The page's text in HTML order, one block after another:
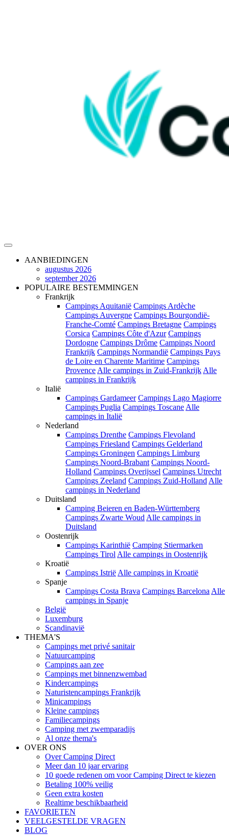
AANBIEDINGEN
augustus 2026
september 2026
POPULAIRE BESTEMMINGEN
Frankrijk
Campings Aquitanië Campings Ardèche
Campings Auvergne Campings Bourgondië-
Franche-Comté Campings Bretagne Campings
Corsica Campings Côte d'Azur Campings
Dordogne Campings Drôme Campings Noord
Frankrijk Campings Normandië Campings Pays
de Loire en Charente Maritime Campings
Provence Alle campings in Zuid-Frankrijk Alle
campings in Frankrijk
Italië
Campings Gardameer Campings Lago Magiorre
Campings Puglia Campings Toscane Alle
campings in Italië
Nederland
Campings Drenthe Campings Flevoland
Campings Friesland Campings Gelderland
Campings Groningen Campings Limburg
Campings Noord-Brabant Campings Noord-
Holland Campings Overijssel Campings Utrecht
Campings Zeeland Campings Zuid-Holland Alle
campings in Nederland
Duitsland
Camping Beieren en Baden-Württemberg
Campings Zwarte Woud Alle campings in
Duitsland
Oostenrijk
Campings Karinthië Camping Stiermarken
Campings Tirol Alle campings in Oostenrijk
Kroatië
Campings Istrië Alle campings in Kroatië
Spanje
Campings Costa Brava Campings Barcelona Alle
campings in Spanje
België
Luxemburg
Scandinavië
THEMA'S
Campings met privé sanitair
Natuurcamping
Campings aan zee
Campings met binnenzwembad
Kindercampings
Naturistencampings Frankrijk
Minicampings
Kleine campings
Familiecampings
Camping met zwemparadijs
Al onze thema's
OVER ONS
Over Camping Direct
Meer dan 10 jaar ervaring
10 goede redenen om voor Camping Direct te kiezen
Betaling 100% veilig
Geen extra kosten
Realtime beschikbaarheid
FAVORIETEN
VEELGESTELDE VRAGEN
BLOG